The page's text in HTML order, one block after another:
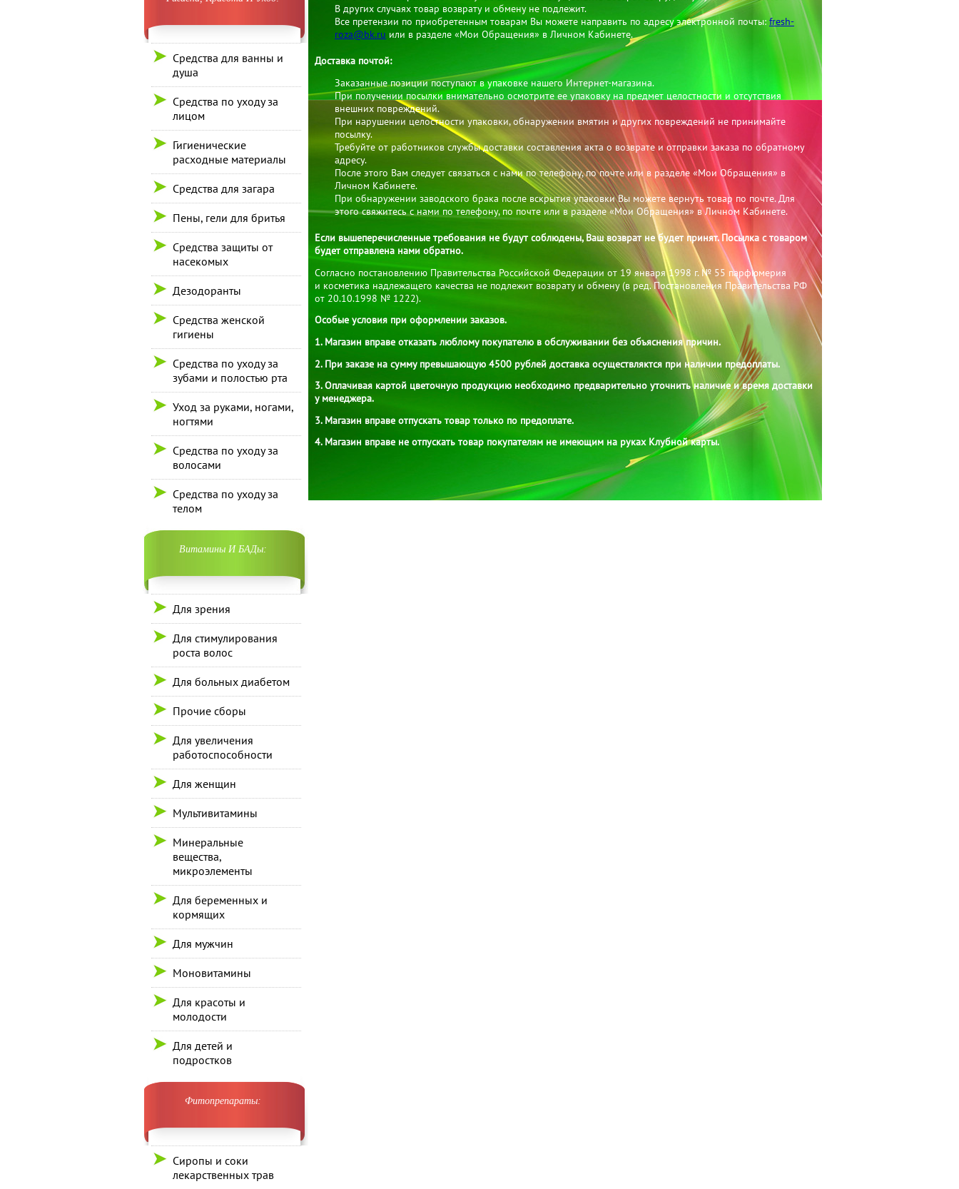
Средства для ванны и
душа
Средства по уходу за
лицом
Гигиенические
расходные материалы
Средства для загара
Пены, гели для бритья
Средства защиты от
насекомых
Дезодоранты
Средства женской
гигиены
Средства по уходу за
зубами и полостью рта
Уход за руками, ногами,
ногтями
Средства по уходу за
волосами
Средства по уходу за
телом
Витамины И БАДы:
Для зрения
Для стимулирования
роста волос
Для больных диабетом
Прочие сборы
Для увеличения
работоспособности
Для женщин
Мультивитамины
Минеральные
вещества,
микроэлементы
Для беременных и
кормящих
Для мужчин
Моновитамины
Для красоты и
молодости
Для детей и
подростков
Фитопрепараты:
Сиропы и соки
лекарственных трав
В других случаях товар возврату и обмену не подлежит.
Все претензии по приобретенным товарам Вы можете направить по адресу электронной почты: fresh-
roza@bk.ru или в разделе «Мои Обращения» в Личном Кабинете.
Доставка почтой:
Заказанные позиции поступают в упаковке нашего Интернет-магазина.
При получении посылки внимательно осмотрите ее упаковку на предмет целостности и отсутствия
внешних повреждений.
При нарушении целостности упаковки, обнаружении вмятин и других повреждений не принимайте
посылку.
Требуйте от работников службы доставки составления акта о возврате и отправки заказа по обратному
адресу.
После этого Вам следует связаться с нами по телефону, по почте или в разделе «Мои Обращения» в
Личном Кабинете.
При обнаружении заводского брака после вскрытия упаковки Вы можете вернуть товар по почте. Для
этого свяжитесь с нами по телефону, по почте или в разделе «Мои Обращения» в Личном Кабинете.
Если вышеперечисленные требования не будут соблюдены, Ваш возврат не будет принят. Посылка с товаром
будет отправлена нами обратно.
Согласно постановлению Правительства Российской Федерации от 19 января 1998 г. № 55 парфюмерия
и косметика надлежащего качества не подлежит возврату и обмену (в ред. Постановления Правительства РФ
от 20.10.1998 № 1222).
Особые условия при оформлении заказов.
1. Магазин вправе отказать люблому покупателю в обслуживании без объяснения причин.
2. При заказе на сумму превышающую 4500 рублей доставка осуществляктся при наличии предоплаты.
3. Оплачивая картой цветочную продукцию необходимо предварительно уточнить наличие и время доставки
у менеджера.
3. Магазин вправе отпускать товар только по предоплате.
4. Магазин вправе не отпускать товар покупателям не имеющим на руках Клубной карты.